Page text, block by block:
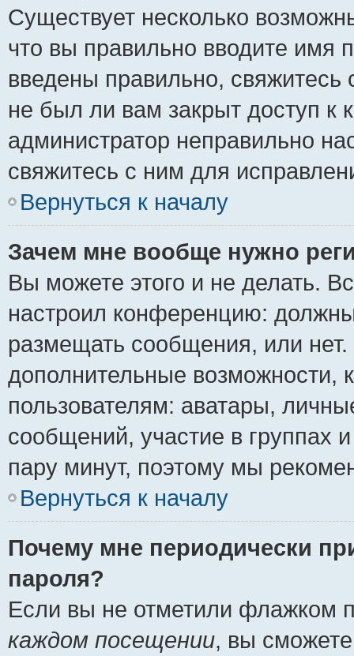
Существует несколько
что вы правильно вводите имя
введены правильно,
не был ли вам закрыт доступ к
администратор неправильно
свяжитесь с ним для
Вернуться к началу
Зачем мне вообще нужно
Вы можете этого и не делать.
настроил конференцию:
размещать сообщения, или
дополнительные
пользователям: аватары,
сообщений, участие в группах
пару минут, поэтому мы
Вернуться к началу
Почему мне периодически
пароля?
Если вы не отметили флажком
каждом посещении, вы